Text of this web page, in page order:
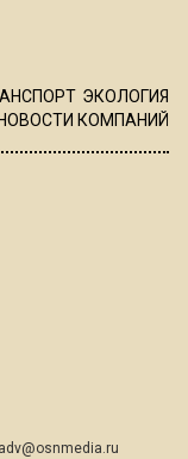
ЭКОЛОГИЯ
НОВОСТИ КОМПАНИЙ
adv@osnmedia.ru